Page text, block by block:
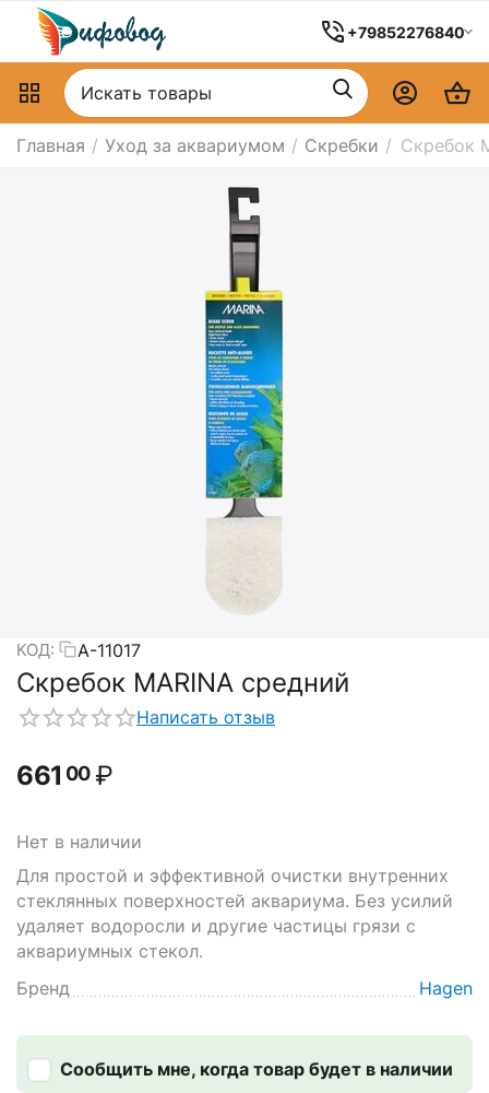
+79852276840
Главная / Уход за аквариумом / Скребки / Скребок
КОД: A-11017
Скребок MARINA средний
Написать отзыв
661 00 ₽
Нет в наличии
Для простой и эффективной очистки внутренних
стеклянных поверхностей аквариума. Без усилий
удаляет водоросли и другие частицы грязи с
аквариумных стекол.
Бренд
Hagen
Сообщить мне, когда товар будет в наличии